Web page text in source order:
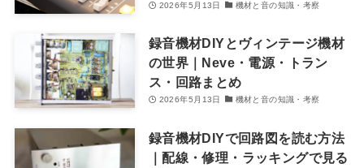
2026年5月13日 機材と音の知識・考察
録音機材DIYとヴィンテージ機材
の世界｜Neve・電源・トラン
ス・回路まとめ
2026年5月13日 機材と音の知識・考察
録音機材DIYで回路図を読む方法
｜配線・修理・ラッキングで見る